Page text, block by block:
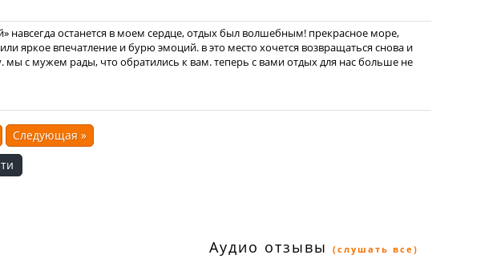
навсегда останется в моем сердце, отдых был волшебным! прекрасное море,
яркое впечатление и бурю эмоций. в это место хочется возвращаться снова и
мы с мужем рады, что обратились к вам. теперь с вами отдых для нас больше не
Следующая »
Аудио отзывы (слушать все)